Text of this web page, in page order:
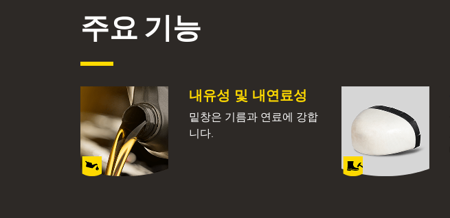
주요 기능
내유성 및 내연료성
밑창은 기름과 연료에 강합
니다.